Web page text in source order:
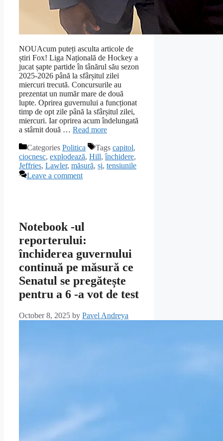
NOUAcum puteți asculta articole de
știri Fox! Liga Națională de Hockey a
jucat șapte partide în tânărul său sezon
2025-2026 până la sfârșitul zilei
miercuri trecută. Concursurile au
prezentat un număr mare de două
lupte. Oprirea guvernului a funcționat
timp de opt zile până la sfârșitul zilei,
miercuri. Iar oprirea acum îndelungată
a stârnit două … Read more
Categories Politica Tags capitol,
ciocnesc, explodează, Hill,închidere,
Jeffries, Lawler, măsură, și, tensiunile
Leave a comment
Notebook -ul
reporterului:
închiderea guvernului
continuă pe măsură ce
Senatul se pregătește
pentru a 6 -a vot de test
October 8, 2025 by Pavel Andreya